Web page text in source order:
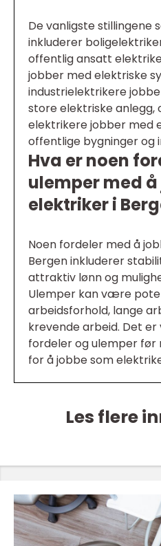
De vanligste stillingene
inkluderer
offentlig ansatt
jobber med elektriske
industrielektrikere
store elektriske
elektrikere jobber med
offentlige bygninger og
Hva er noen
ulemper med
elektriker i
Noen fordeler med å
Bergen inkluderer
attraktiv lønn og
Ulemper kan være
arbeidsforhold, lange
krevende arbeid. Det
fordeler og ulemper
for å jobbe som
Les flere